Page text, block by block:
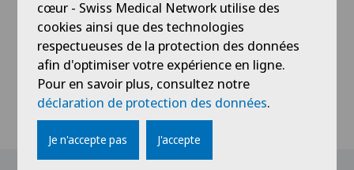
Paramètres des cookies
Contactez-nous
Contactez-nous
cœur - Swiss Medical Network utilise des
cookies ainsi que des technologies
respectueuses de la protection des données
afin d'optimiser votre expérience en ligne.
Pour en savoir plus, consultez notre
déclaration de protection des données.
Je n'accepte pas J'accepte